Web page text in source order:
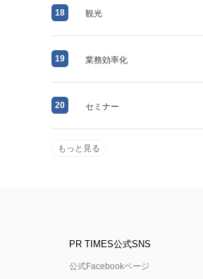
18 観光
19 業務効率化
20 セミナー
もっと見る
PR TIMES公式SNS
公式Facebookページ